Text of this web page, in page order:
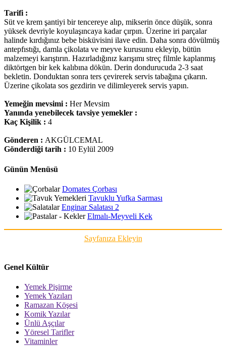
Tarifi :
Süt ve krem şantiyi bir tencereye alıp, mikserin önce düşük, sonra
yüksek devriyle koyulaşıncaya kadar çırpın. Üzerine iri parçalar
halinde kırdığınız bebe bisküvisini ilave edin. Daha sonra dövülmüş
antepfıstığı, damla çikolata ve meyve kurusunu ekleyip, bütün
malzemeyi karıştırın. Hazırladığınız karışımı streç filmle kaplanmış
diktörtgen bir kek kalıbına dökün. Derin dondurucuda 2-3 saat
bekletin. Donduktan sonra ters çevirerek servis tabağına çıkarın.
Üzerine çikolata sos gezdirin ve dilimleyerek servis yapın.
Yemeğin mevsimi : Her Mevsim
Yanında yenebilecek tavsiye yemekler :
Kaç Kişilik : 4
Gönderen : AKGÜLCEMAL
Gönderdiği tarih : 10 Eylül 2009
Günün Menüsü
Domates Çorbası
Tavuklu Yufka Sarması
Enginar Salatası 2
Elmalı-Meyveli Kek
Sayfanıza Ekleyin
Genel Kültür
Yemek Pişirme
Yemek Yazıları
Ramazan Köşesi
Komik Yazılar
Ünlü Aşçılar
Yöresel Tarifler
Vitaminler